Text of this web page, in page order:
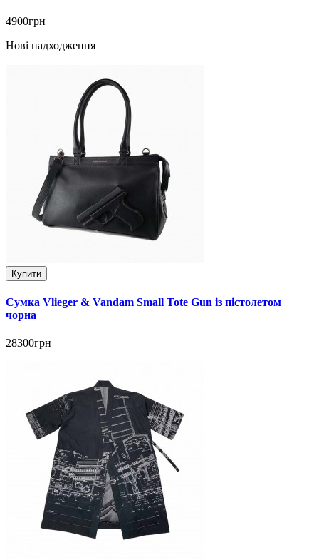
4900грн
Нові надходження
Купити
Сумка Vlieger & Vandam Small Tote Gun із пістолетом
чорна
28300грн